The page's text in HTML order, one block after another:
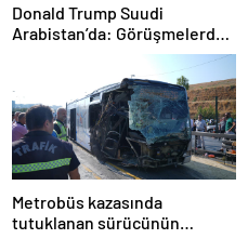
Donald Trump Suudi
Arabistan’da: Görüşmelerde
Metrobüs kazasında
tutuklanan sürücünün